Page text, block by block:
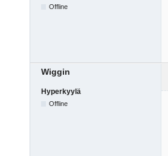
Offline
Wiggin
Hyperkyylä
Offline